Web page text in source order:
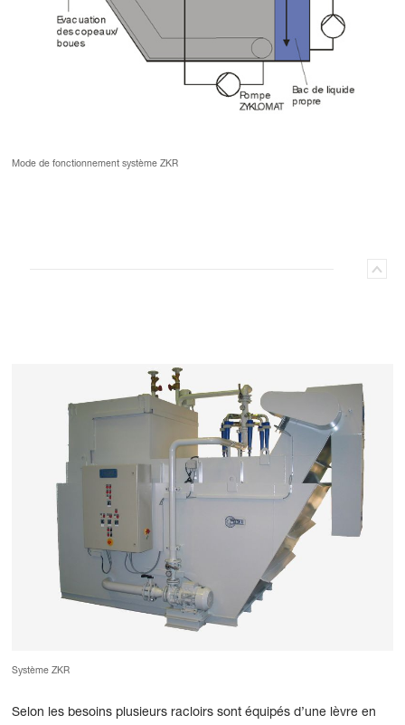
Mode de fonctionnement système ZKR
Système ZKR
Selon les besoins plusieurs racloirs sont équipés d’une lèvre en